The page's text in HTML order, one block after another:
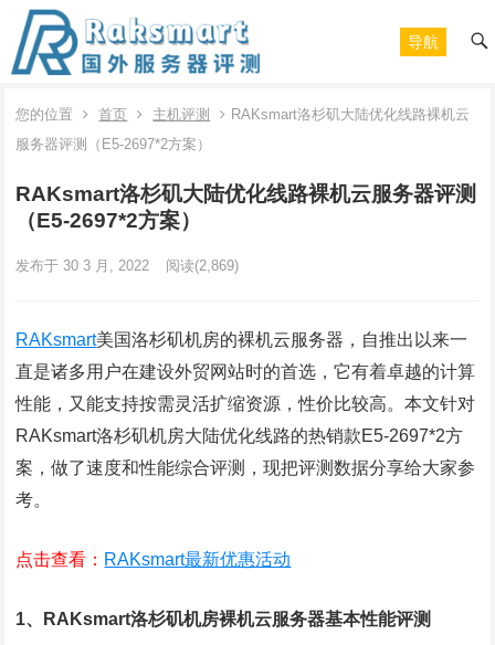
导航
您的位置 首页 主机评测
RAKsmart洛杉矶大陆优化线路裸机云
服务器评测（E5-2697*2方案）
RAKsmart洛杉矶大陆优化线路裸机云服务器评测
（E5-2697*2方案）
发布于 30 3 月, 2022 阅读(2,869)
RAKsmart美国洛杉矶机房的裸机云服务器，自推出以来一
直是诸多用户在建设外贸网站时的首选，它有着卓越的计算
性能，又能支持按需灵活扩缩资源，性价比较高。本文针对
RAKsmart洛杉矶机房大陆优化线路的热销款E5-2697*2方
案，做了速度和性能综合评测，现把评测数据分享给大家参
考。
点击查看： RAKsmart最新优惠活动
1、RAKsmart洛杉矶机房裸机云服务器基本性能评测